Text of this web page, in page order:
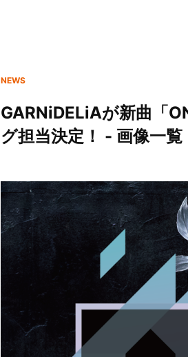
NEWS
GARNiDELiAが新曲「
グ担当決定！ - 画像一覧